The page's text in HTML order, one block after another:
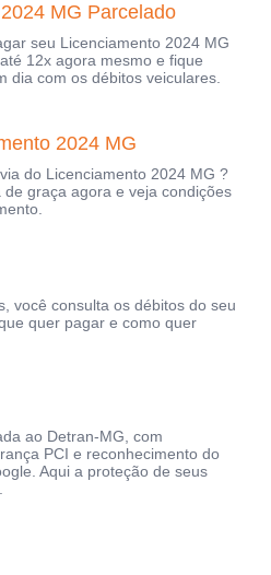
MG Parcelado
seu Licenciamento 2024 MG
12x agora mesmo e fique
dia com os débitos veiculares.
2024 MG
do Licenciamento 2024 MG ?
de graça agora e veja condições
você consulta os débitos do seu
quer pagar e como quer
ao Detran-MG, com
PCI e reconhecimento do
Aqui a proteção de seus